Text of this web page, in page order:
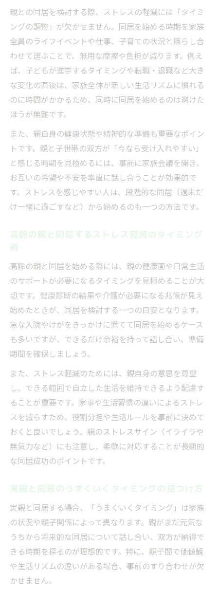
親との同居を検討する際、ストレスの軽減には「タイミ
ングの調整」が欠かせません。同居を始める時期を家族
全員のライフイベントや仕事、子育ての状況と照らし合
わせて選ぶことで、無用な摩擦や負担が減ります。例え
ば、子どもが進学するタイミングや転職・退職など大き
な変化の直後は、家族全体が新しい生活リズムに慣れる
のに時間がかかるため、同時に同居を始めるのは避けた
ほうが無難です。
また、親自身の健康状態や精神的な準備も重要なポイン
トです。親と子世帯の双方が「今なら受け入れやすい」
と感じる時期を見極めるには、事前に家族会議を開き、
お互いの希望や不安を率直に話し合うことが効果的で
す。ストレスを感じやすい人は、段階的な同居（週末だ
け一緒に過ごすなど）から始めるのも一つの方法です。
高齢の親と同居するストレス軽減のタイミング
術
高齢の親と同居を始める際には、親の健康面や日常生活
のサポートが必要になるタイミングを見極めることが大
切です。健康診断の結果や介護が必要になる兆候が見え
始めたときが、同居を検討する一つの目安となります。
急な入院やけがをきっかけに慌てて同居を始めるケース
も多いですが、できるだけ余裕を持って話し合い、準備
期間を確保しましょう。
また、ストレス軽減のためには、親自身の意思を尊重
し、できる範囲で自立した生活を維持できるよう配慮す
ることが重要です。家事や生活習慣の違いによるストレ
スを減らすため、役割分担や生活ルールを事前に決めて
おくと良いでしょう。親のストレスサイン（イライラや
無気力など）にも注意し、柔軟に対応することが長期的
な同居成功のポイントです。
実親と同居のうまくいくタイミングの見つけ方
実親と同居する場合、「うまくいくタイミング」は家族
の状況や親子関係によって異なります。親がまだ元気な
うちから将来的な同居について話し合い、双方が納得で
きる時期を探るのが理想的です。特に、親子間で価値観
や生活リズムの違いがある場合、事前のすり合わせが欠
かせません。